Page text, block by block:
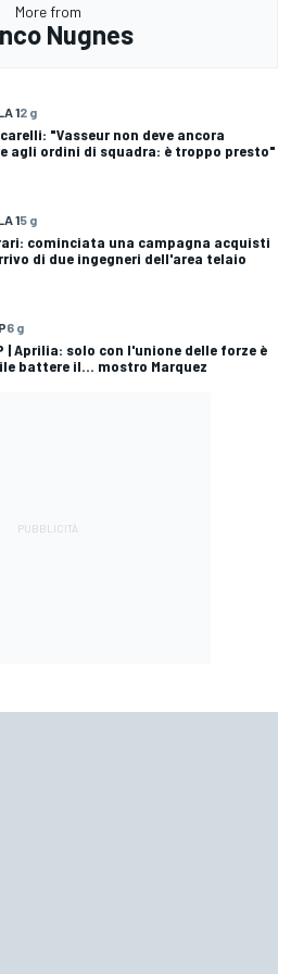
More from
Nugnes
12 g
"Vasseur non deve ancora
agli ordini di squadra: è troppo presto"
15 g
cominciata una campagna acquisti
di due ingegneri dell'area telaio
6 g
| Aprilia: solo con l'unione delle forze è
battere il... mostro Marquez